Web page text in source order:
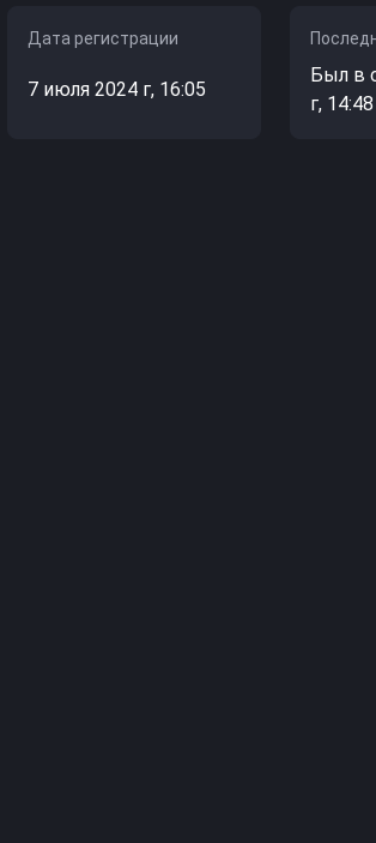
Дата регистрации
7 июля 2024 г, 16:05
Был в
г, 14:48